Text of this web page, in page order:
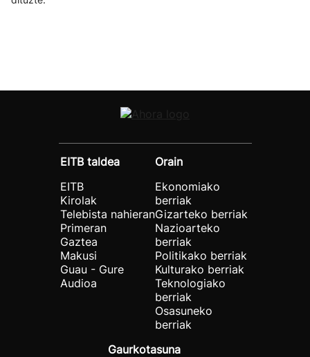
EITB taldea
EITB
Kirolak
Telebista nahieran
Primeran
Gaztea
Makusi
Guau - Gure
Audioa
Orain
Ekonomiako
berriak
Gizarteko berriak
Nazioarteko
berriak
Politikako berriak
Kulturako berriak
Teknologiako
berriak
Osasuneko
berriak
Gaurkotasuna